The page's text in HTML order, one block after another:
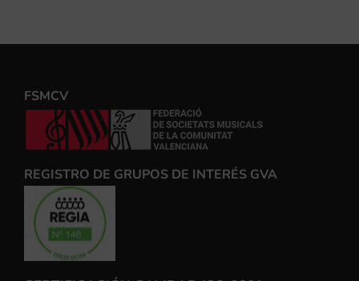
FSMCV
REGISTRO DE GRUPOS DE INTERÉS GVA